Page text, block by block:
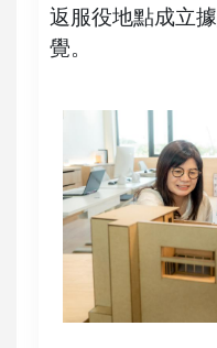
返服役地點成立
覺。